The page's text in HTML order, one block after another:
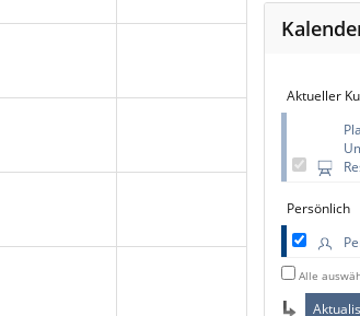
Aktueller
Persönlich
Alle